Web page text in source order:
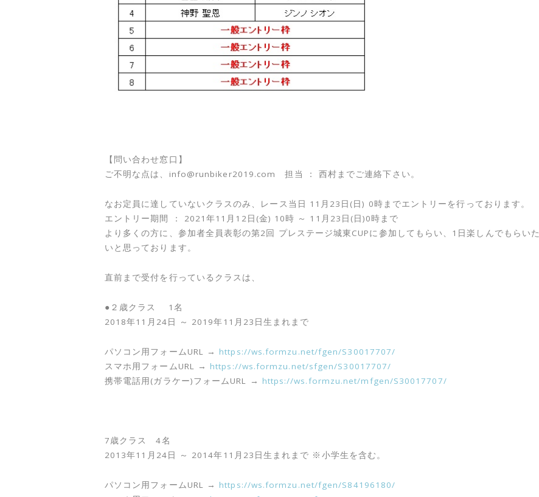
【問い合わせ窓口】
ご不明な点は、info@runbiker2019.com 担当 ： 西村までご連絡下さい。
なお定員に達していないクラスのみ、レース当日 11月23日(日) 0時までエントリーを行っております。
エントリー期間 ： 2021年11月12日(金) 10時 ～ 11月23日(日)0時まで
より多くの方に、参加者全員表彰の第2回 プレステージ城東CUPに参加してもらい、1日楽しんでもらいた
いと思っております。
直前まで受付を行っているクラスは、
●２歳クラス 1名
2018年11月24日 ～ 2019年11月23日生まれまで
パソコン用フォームURL → https://ws.formzu.net/fgen/S30017707/
スマホ用フォームURL → https://ws.formzu.net/sfgen/S30017707/
携帯電話用(ガラケー)フォームURL → https://ws.formzu.net/mfgen/S30017707/
7歳クラス 4名
2013年11月24日 ～ 2014年11月23日生まれまで ※小学生を含む。
パソコン用フォームURL → https://ws.formzu.net/fgen/S84196180/